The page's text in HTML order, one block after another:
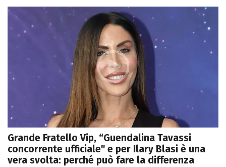
Grande Fratello Vip, “Guendalina Tavassi
concorrente ufficiale" e per Ilary Blasi è una
vera svolta: perché può fare la differenza